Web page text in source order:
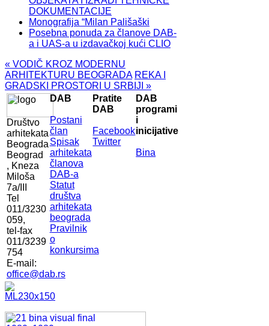
DOKUMENTACIJE
Monografija “Milan Pališaški
Posebna ponuda za članove DAB-
a i UAS-a u izdavačkoj kući CLIO
« VODIČ KROZ MODERNU
ARHITEKTURU BEOGRADA REKA I
GRADSKI PROSTORI U SRBIJI »
Društvo
arhitekata
Beograda
Beograd
, Kneza
Miloša
7a/III
Tel
011/3230
059,
tel-fax
011/3239
754
E-mail:
office@dab.rs
DAB
Postani
član
Spisak
arhitekata
članova
DAB-a
Statut
društva
arhitekata
beograda
Pravilnik
o
konkursima
Pratite
DAB
Facebook
Twitter
DAB
programi
i
inicijative
Bina